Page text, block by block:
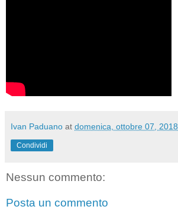
Ivan Paduano at domenica, ottobre 07, 2018
Condividi
Nessun commento:
Posta un commento